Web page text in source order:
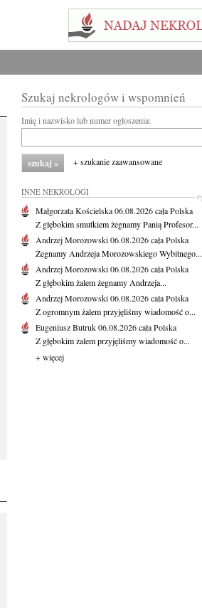
Szukaj nekrologów i wspomnień
Imię i nazwisko lub numer ogłoszenia:
+ szukanie zaawansowane
INNE NEKROLOGI
Małgorzata Kościelska06.08.2026cała Polska
Z głębokim smutkiem żegnamy Panią Profesor...
Andrzej Morozowski06.08.2026cała Polska
Żegnamy Andrzeja Morozowskiego Wybitnego...
Andrzej Morozowski06.08.2026cała Polska
Z głębokim żalem żegnamy Andrzeja...
Andrzej Morozowski06.08.2026cała Polska
Z ogromnym żalem przyjęliśmy wiadomość o...
Eugeniusz Butruk06.08.2026cała Polska
Z głębokim żalem przyjęliśmy wiadomość o...
+ więcej